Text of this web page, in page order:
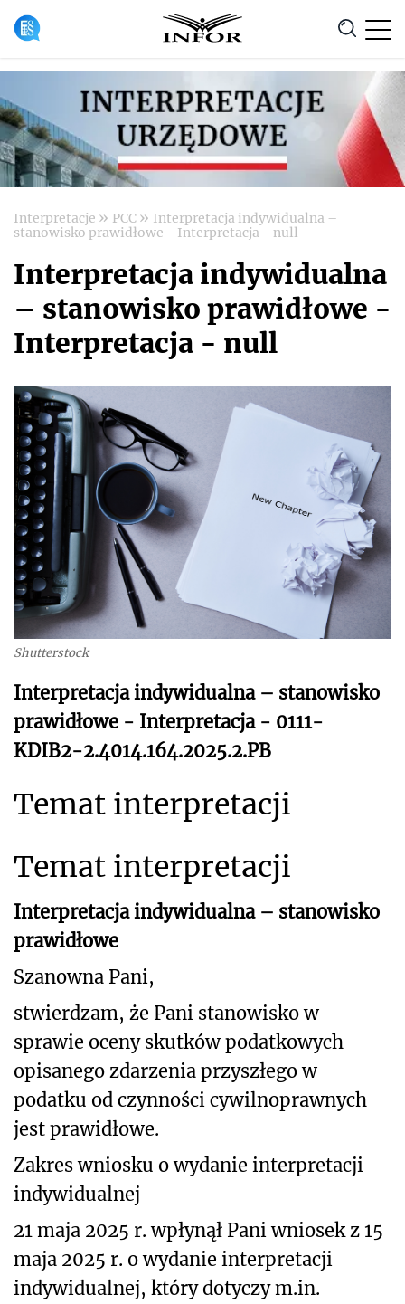
Anuluj
Interpretacje » PCC » Interpretacja indywidualna –
stanowisko prawidłowe - Interpretacja - null
Interpretacja indywidualna
– stanowisko prawidłowe -
Interpretacja - null
Shutterstock
Interpretacja indywidualna – stanowisko
prawidłowe - Interpretacja - 0111-
KDIB2-2.4014.164.2025.2.PB
Temat interpretacji
Temat interpretacji
Interpretacja indywidualna – stanowisko
prawidłowe
Szanowna Pani,
stwierdzam, że Pani stanowisko w
sprawie oceny skutków podatkowych
opisanego zdarzenia przyszłegow
podatku od czynności cywilnoprawnych
jest prawidłowe.
Zakres wniosku o wydanie interpretacji
indywidualnej
21 maja 2025 r. wpłynął Pani wniosek z 15
maja 2025 r. o wydanie interpretacji
indywidualnej, który dotyczy m.in.